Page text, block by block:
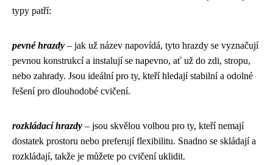
typy patří:
pevné hrazdy – jak už název napovídá, tyto hrazdy se vyznačují
pevnou konstrukcí a instalují se napevno, ať už do zdi, stropu,
nebo zahrady. Jsou ideální pro ty, kteří hledají stabilní a odolné
řešení pro dlouhodobé cvičení.
rozkládací hrazdy – jsou skvělou volbou pro ty, kteří nemají
dostatek prostoru nebo preferují flexibilitu. Snadno se skládají a
rozkládají, takže je můžete po cvičení uklidit.